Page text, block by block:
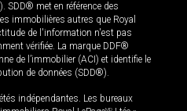
SDD® met en référence des
immobilières autres que Royal
de l'information n'est pas
vérifiée. La marque DDF®
de l’immobilier (ACI) et identifie le
de données (SDD®).
indépendantes. Les bureaux
MD